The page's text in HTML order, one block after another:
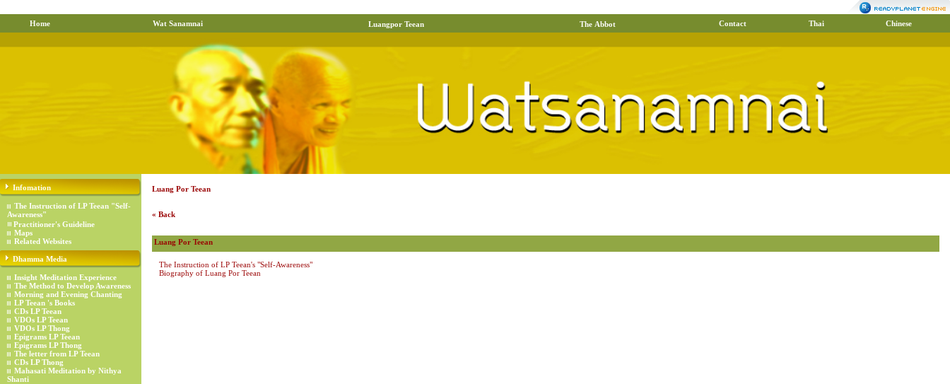
Home Wat Sanamnai Luangpor Teean The Abbot Contact Thai Chinese
Infomation
The Instruction of LP Teean "Self-
Awareness"
Practitioner's Guideline
Maps
Related Websites
Dhamma Media
Insight Meditation Experience
The Method to Develop Awareness
Morning and Evening Chanting
LP Teean 's Books
CDs LP Teean
VDOs LP Teean
VDOs LP Thong
Epigrams LP Teean
Epigrams LP Thong
The letter from LP Teean
CDs LP Thong
Mahasati Meditation by Nithya
Shanti
Luang Por Teean
« Back
Luang Por Teean
The Instruction of LP Teean's "Self-Awareness"
Biography of Luang Por Teean